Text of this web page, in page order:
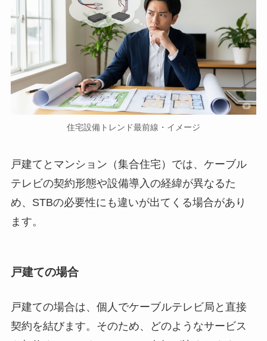
住宅設備トレンド最前線・イメージ
戸建てとマンション（集合住宅）では、ケーブル
テレビの契約形態や設備導入の経緯が異なるた
め、STBの必要性にも違いが出てくる場合があり
ます。
戸建ての場合
戸建ての場合は、個人でケーブルテレビ局と直接
契約を結びます。そのため、どのようなサービス